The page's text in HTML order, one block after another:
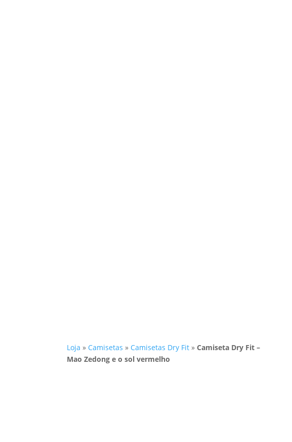
Loja » Camisetas » Camisetas Dry Fit » Camiseta Dry Fit –
Mao Zedong e o sol vermelho